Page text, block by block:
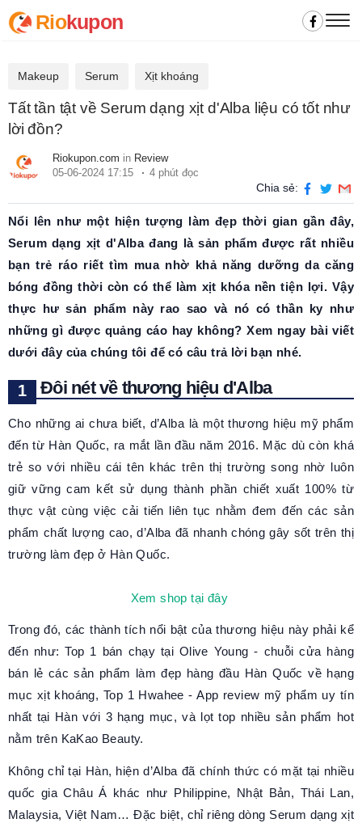
Riokupon
Makeup Serum Xịt khoáng
Tất tần tật về Serum dạng xịt d'Alba liệu có tốt như
lời đồn?
Riokupon.com in Review
05-06-2024 17:15
4 phút đọc
Chia sẻ:
Nổi lên như một hiện tượng làm đẹp thời gian gần đây,
Serum dạng xịt d'Alba đang là sản phẩm được rất nhiều
bạn trẻ ráo riết tìm mua nhờ khả năng dưỡng da căng
bóng đồng thời còn có thể làm xịt khóa nền tiện lợi. Vậy
thực hư sản phẩm này rao sao và nó có thần ky như
những gì được quảng cáo hay không? Xem ngay bài viết
dưới đây của chúng tôi để có câu trả lời bạn nhé.
Đôi nét về thương hiệu d'Alba
Cho những ai chưa biết, d’Alba là một thương hiệu mỹ phẩm
đến từ Hàn Quốc, ra mắt lần đầu năm 2016. Mặc dù còn khá
trẻ so với nhiều cái tên khác trên thị trường song nhờ luôn
giữ vững cam kết sử dụng thành phần chiết xuất 100% từ
thực vật cùng việc cải tiến liên tục nhằm đem đến các sản
phẩm chất lượng cao, d’Alba đã nhanh chóng gây sốt trên thị
trường làm đẹp ở Hàn Quốc.
Xem shop tại đây
Trong đó, các thành tích nổi bật của thương hiệu này phải kể
đến như: Top 1 bán chạy tại Olive Young - chuỗi cửa hàng
bán lẻ các sản phẩm làm đẹp hàng đầu Hàn Quốc về hạng
mục xịt khoáng, Top 1 Hwahee - App review mỹ phẩm uy tín
nhất tại Hàn với 3 hạng mục, và lọt top nhiều sản phẩm hot
nằm trên KaKao Beauty.
Không chỉ tại Hàn, hiện d’Alba đã chính thức có mặt tại nhiều
quốc gia Châu Á khác như Philippine, Nhật Bản, Thái Lan,
Malaysia, Việt Nam… Đặc biệt, chỉ riêng dòng Serum dạng xịt